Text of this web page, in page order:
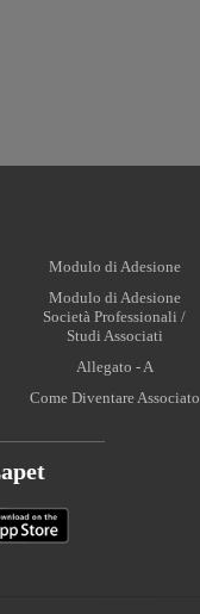
Modulo di Adesione
Modulo di Adesione
Società Professionali /
Studi Associati
Allegato - A
Come Diventare Associato